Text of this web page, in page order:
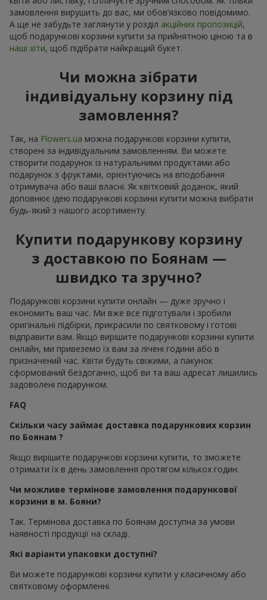
замовлення вирушить до вас, ми обов’язково повідомимо.
А ще не забудьте заглянути у розділ акційних пропозицій,
щоб подарункові корзини купити за прийнятною ціною та в
наші хіти, щоб підібрати найкращий букет.
Чи можна зібрати
індивідуальну корзину під
замовлення?
Так, на Flowers.ua можна подарункові корзини купити,
створені за індивідуальним замовленням. Ви можете
створити подарунок із натуральними продуктами або
подарунок з фруктами, орієнтуючись на вподобання
отримувача або ваші власні. Як квітковий доданок, який
доповнює ідею подарункові корзини купити можна вибрати
будь-який з нашого асортименту.
Купити подарункову корзину
з доставкою по Боянам —
швидко та зручно?
Подарункові корзини купити онлайн — дуже зручно і
економить ваш час. Ми вже все підготували і зробили
оригінальні підбірки, прикрасили по святковому і готові
відправити вам. Якщо вирішите подарункові корзини купити
онлайн, ми привеземо їх вам за лічені години або в
призначений час. Квіти будуть свіжими, а пакунок
сформований бездоганно, щоб ви та ваш адресат лишились
задоволені подарунком.
FAQ
Скільки часу займає доставка подарункових корзин
по Боянам ?
Якщо вирішите подарункові корзини купити, то зможете
отримати їх в день замовлення протягом кількох годин.
Чи можливе термінове замовлення подарункової
корзини в м. Бояни?
Так. Термінова доставка по Боянам доступна за умови
наявності продукції на складі.
Які варіанти упаковки доступні?
Ви можете подарункові корзини купити у класичному або
святковому оформленні.